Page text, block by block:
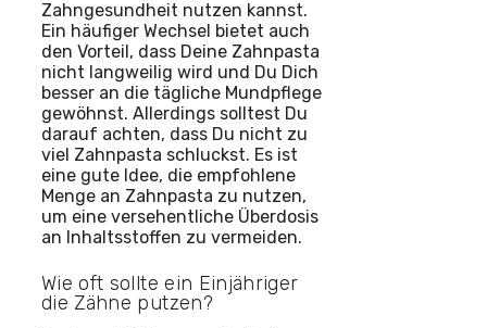
Zahngesundheit nutzen kannst.
Ein häufiger Wechsel bietet auch
den Vorteil, dass Deine Zahnpasta
nicht langweilig wird und Du Dich
besser an die tägliche Mundpflege
gewöhnst. Allerdings solltest Du
darauf achten, dass Du nicht zu
viel Zahnpasta schluckst. Es ist
eine gute Idee, die empfohlene
Menge an Zahnpasta zu nutzen,
um eine versehentliche Überdosis
an Inhaltsstoffen zu vermeiden.
Wie oft sollte ein Einjähriger
die Zähne putzen?